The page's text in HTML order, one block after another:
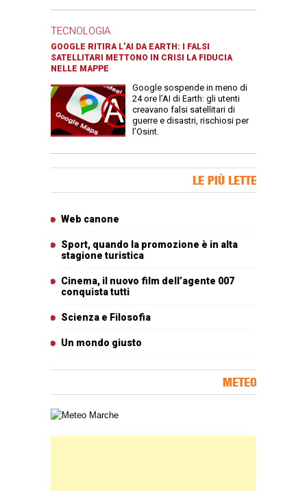
TECNOLOGIA
GOOGLE RITIRA L’AI DA EARTH: I FALSI
SATELLITARI METTONO IN CRISI LA FIDUCIA
NELLE MAPPE
Google sospende in meno di
24 ore l’AI di Earth: gli utenti
creavano falsi satellitari di
guerre e disastri, rischiosi per
l’Osint.
LE PIÙ LETTE
Web canone
Sport, quando la promozione è in alta
stagione turistica
Cinema, il nuovo film dell’agente 007
conquista tutti
Scienza e Filosofia
Un mondo giusto
METEO
Carta meteorologica delle Marche